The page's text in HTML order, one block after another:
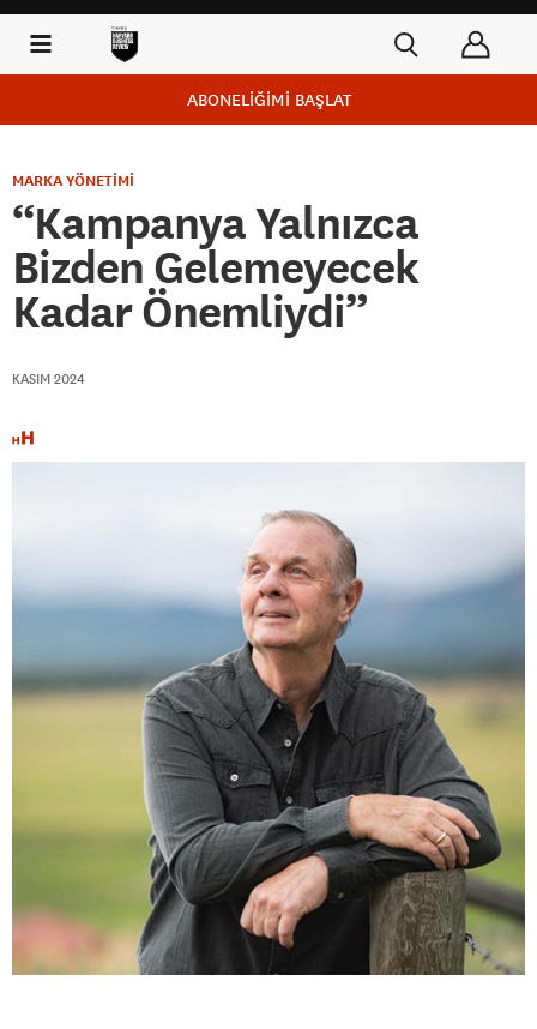
ABONELİĞİMİ BAŞLAT
MARKA YÖNETİMİ
“Kampanya Yalnızca
Bizden Gelemeyecek
Kadar Önemliydi”
KASIM 2024